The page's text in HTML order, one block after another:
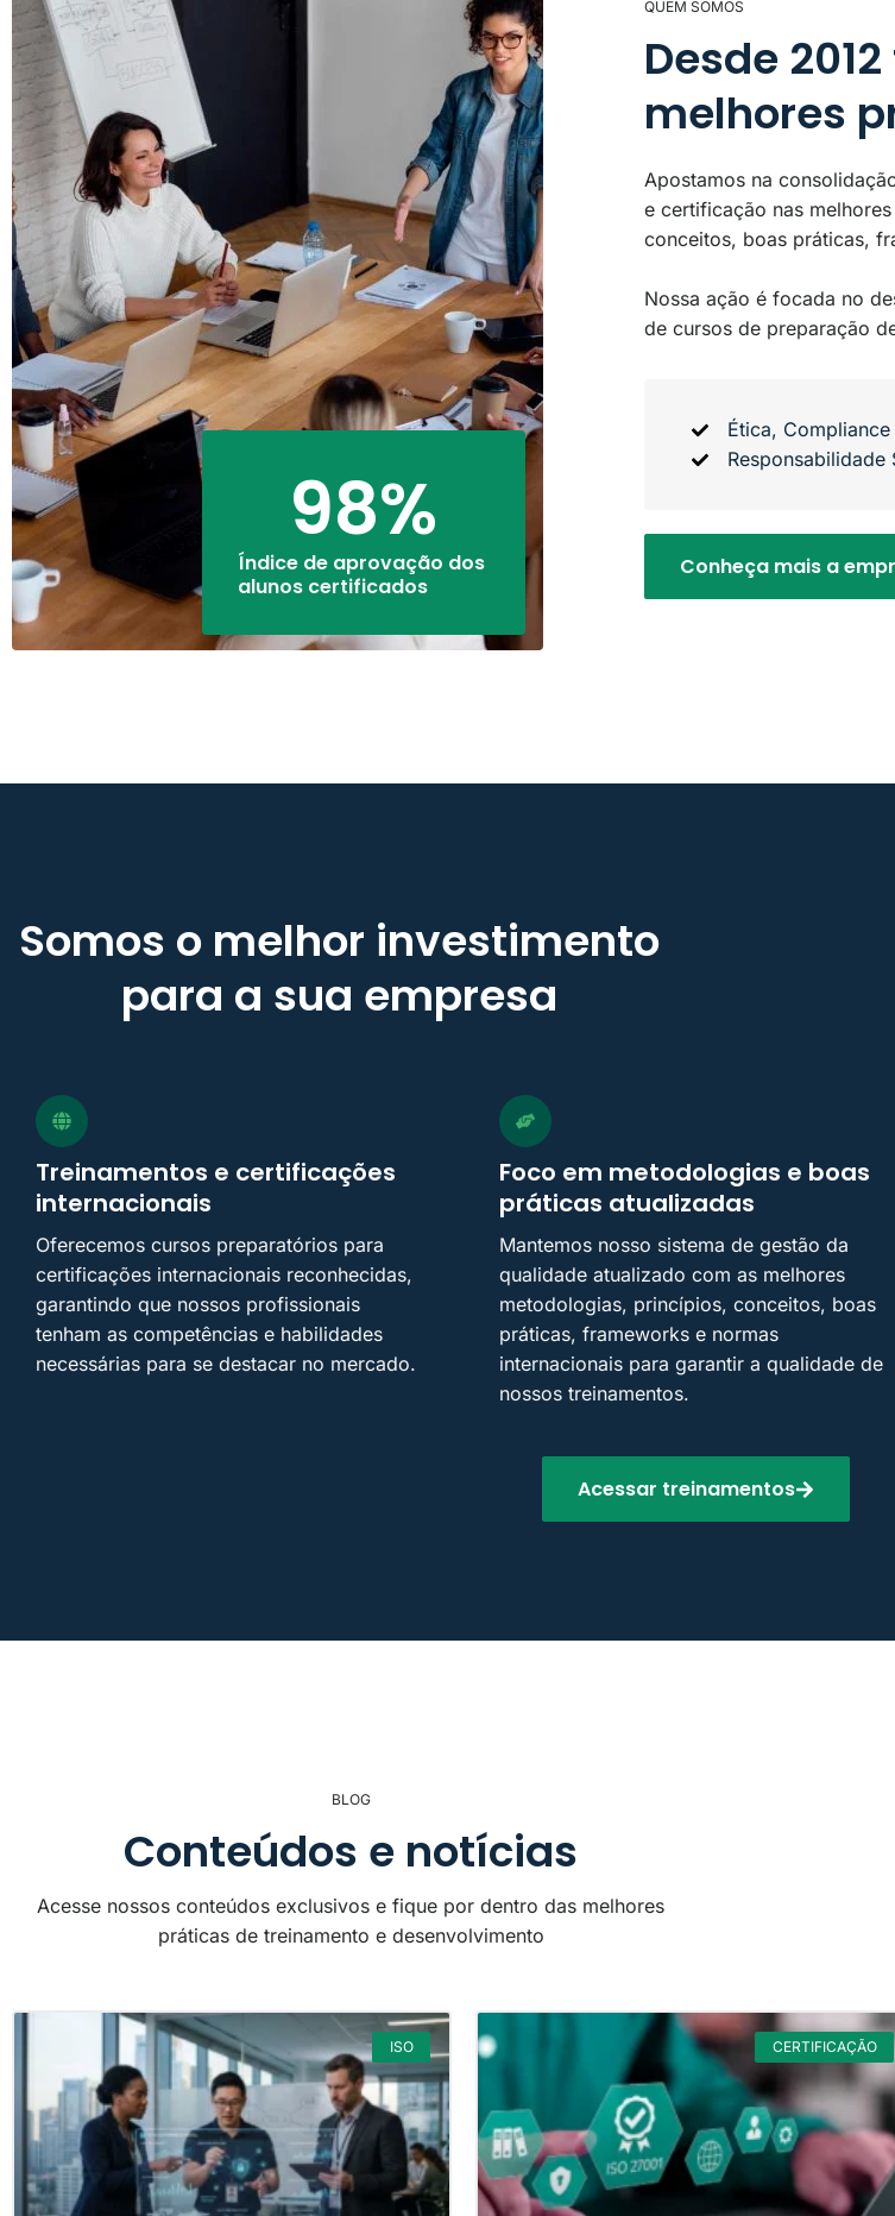
Índice de aprovação dos
alunos certificados
98%
QUEM SOMOS
Desde
melhores
Apostamos na
e certificação nas
conceitos, boas práticas,
Nossa ação é focada no
de cursos de preparação
Ética,
Responsabilidade
Conheça mais a
Somos o melhor investimento
para a sua empresa
Treinamentos e certificações
internacionais
Oferecemos cursos preparatórios para
certificações internacionais reconhecidas,
garantindo que nossos profissionais
tenham as competências e habilidades
necessárias para se destacar no mercado.
Foco em metodologias e boas
práticas atualizadas
Mantemos nosso sistema de gestão da
qualidade atualizado com as melhores
metodologias, princípios, conceitos, boas
práticas, frameworks e normas
internacionais para garantir a qualidade de
nossos treinamentos.
Acessar treinamentos
BLOG
Conteúdos e notícias
Acesse nossos conteúdos exclusivos e fique por dentro das melhores
práticas de treinamento e desenvolvimento
ISO CERTIFICAÇÃO